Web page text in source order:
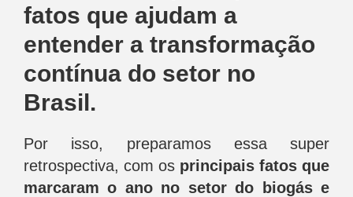
fatos que ajudam a
entender a transformação
contínua do setor no
Brasil.
Por isso, preparamos essa super
retrospectiva, com os principais fatos que
marcaram o ano no setor do biogás e